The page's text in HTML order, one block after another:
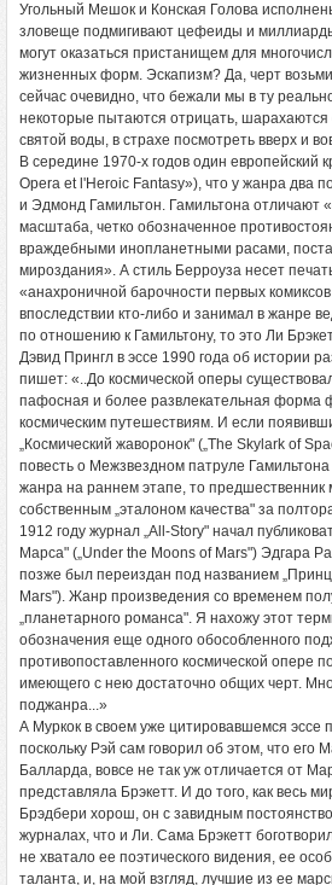
Угольный Мешок и Конская Голова
зловеще подмигивают цефеиды и
могут оказаться пристанищем для
жизненных форм. Эскапизм? Да, черт
сейчас очевидно, что бежали мы в ту
некоторые пытаются отрицать, шарахаются
святой воды, в страхе посмотреть вверх и
В середине 1970-х годов один европейский
Opera et l'Heroic Fantasy»), что у жанра два
и Эдмонд Гамильтон. Гамильтона отличают
масштаба, четко обозначенное
враждебными инопланетными расами,
мироздания». А стиль Берроуза несет
«анахроничной барочности первых
впоследствии кто-либо и занимал в жанре
по отношению к Гамильтону, то это Ли
Дэвид Прингл в эссе 1990 года об истории
пишет: «..До космической оперы
пафосная и более развлекательная форма
космическим путешествиям. И если
„Космический жаворонок" („The Skylark of
повесть о Межзвездном патруле
жанра на раннем этапе, то предшественник
собственным „эталоном качества" за
1912 году журнал „All-Story" начал
Марса" („Under the Moons of Mars") Эдгара
позже был переиздан под названием
Mars"). Жанр произведения со временем
„планетарного романса". Я нахожу этот
обозначения еще одного обособленного
противопоставленного космической опере
имеющего с нею достаточно общих черт.
поджанра...»
А Муркок в своем уже цитировавшемся эссе
поскольку Рэй сам говорил об этом, что его
Балларда, вовсе не так уж отличается от
представляла Брэкетт. И до того, как весь
Брэдбери хорош, он с завидным
журналах, что и Ли. Сама Брэкетт
не хватало ее поэтического видения, ее
таланта, и, на мой взгляд, лучшие из ее